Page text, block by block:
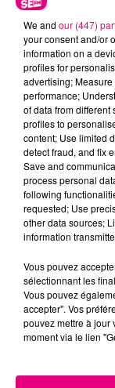
Cancer
Balance
Capricorne
We and our (447)
your consent and/or
information on a
profiles for
advertising;
performance;
of data from
profiles to
content; Use limited
detect fraud, and fix
Save and
process personal
following
requested; Use
other data sources;
information
Vous pouvez
sélectionnant les
Vous pouvez
accepter". Vos
pouvez mettre à jour
moment via le lien